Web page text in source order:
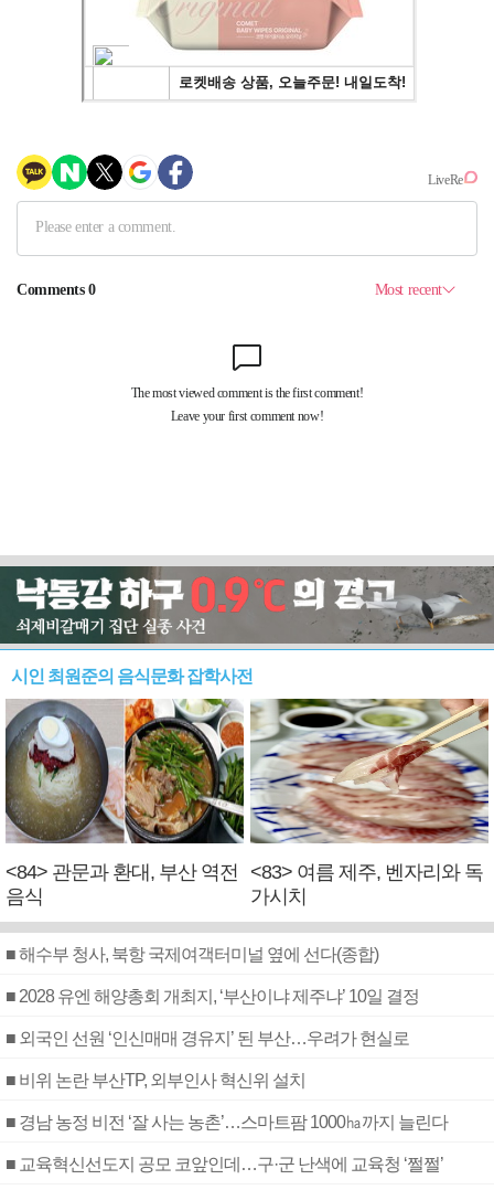
시인 최원준의 음식문화 잡학사전
<84> 관문과 환대, 부산 역전
음식
<83> 여름 제주, 벤자리와 독
가시치
■ 해수부 청사, 북항 국제여객터미널 옆에 선다(종합)
■ 2028 유엔 해양총회 개최지, ‘부산이냐 제주냐’ 10일 결정
■ 외국인 선원 ‘인신매매 경유지’ 된 부산…우려가 현실로
■ 비위 논란 부산TP, 외부인사 혁신위 설치
■ 경남 농정 비전 ‘잘 사는 농촌’…스마트팜 1000㏊까지 늘린다
■ 교육혁신선도지 공모 코앞인데…구·군 난색에 교육청 ‘쩔쩔’